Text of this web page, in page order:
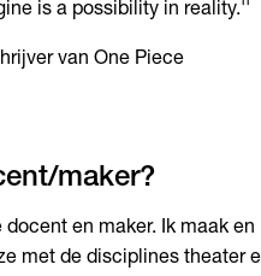
is a possibility in reality.''
van One Piece
maker?
en maker. Ik maak en
met de disciplines theater